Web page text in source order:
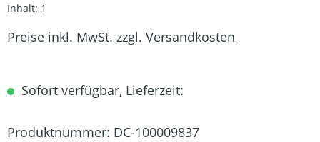
Inhalt: 1
Preise inkl. MwSt. zzgl. Versandkosten
Sofort verfügbar, Lieferzeit:
Produktnummer: DC-100009837